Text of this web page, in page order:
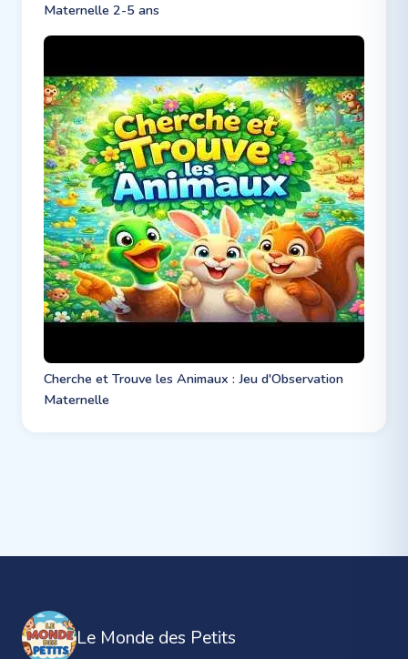
Maternelle 2-5 ans
Cherche et Trouve les Animaux : Jeu d'Observation
Maternelle
Le Monde des Petits